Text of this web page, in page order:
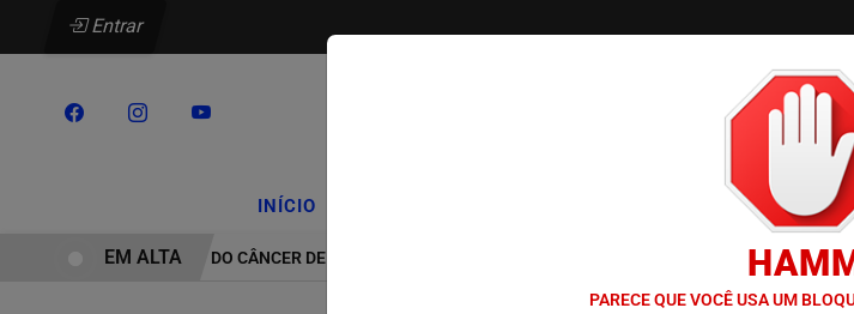
Entrar
INÍCIO COLUNAS /
TRATAMENTO DO CÂNCER DE CABEÇA E PESCOÇO EVOLUI E AMPLIA PRESERVAÇÃO DA QUALIDADE DE
EM ALTA
PARECE QUE VOCÊ USA UM